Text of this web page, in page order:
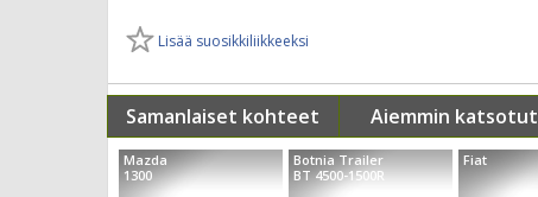
Lisää suosikkiliikkeeksi
Samanlaiset kohteet Aiemmin katsotut
Mazda
1300
Botnia Trailer
BT 4500-1500R
Fiat